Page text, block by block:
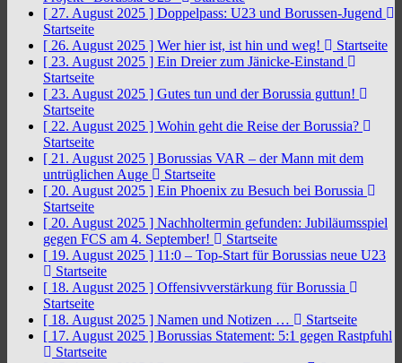
[ 27. August 2025 ] Doppelpass: U23 und Borussen-Jugend
Startseite
[ 26. August 2025 ] Wer hier ist, ist hin und weg!
Startseite
[ 23. August 2025 ] Ein Dreier zum Jänicke-Einstand
Startseite
[ 23. August 2025 ] Gutes tun und der Borussia guttun!
Startseite
[ 22. August 2025 ] Wohin geht die Reise der Borussia?
Startseite
[ 21. August 2025 ] Borussias VAR – der Mann mit dem
untrüglichen Auge
Startseite
[ 20. August 2025 ] Ein Phoenix zu Besuch bei Borussia
Startseite
[ 20. August 2025 ] Nachholtermin gefunden: Jubiläumsspiel
gegen FCS am 4. September!
Startseite
[ 19. August 2025 ] 11:0 – Top-Start für Borussias neue U23
Startseite
[ 18. August 2025 ] Offensivverstärkung für Borussia
Startseite
[ 18. August 2025 ] Namen und Notizen …
Startseite
[ 17. August 2025 ] Borussias Statement: 5:1 gegen Rastpfuhl
Startseite